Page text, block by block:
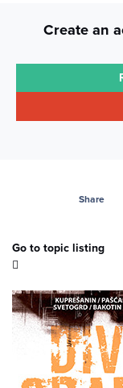
Create an
Share
Go to topic listing